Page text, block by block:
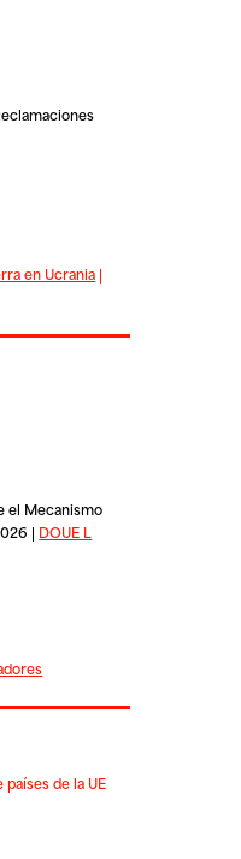
en Ucrania |
el Mecanismo
| DOUE L
de la UE